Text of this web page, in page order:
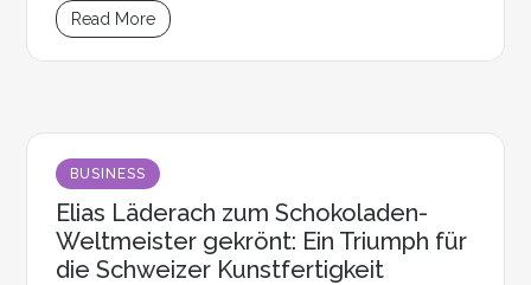
Read More
BUSINESS
Elias Läderach zum Schokoladen-
Weltmeister gekrönt: Ein Triumph für
die Schweizer Kunstfertigkeit